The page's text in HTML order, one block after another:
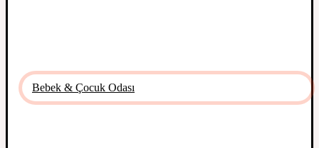
Bebek & Çocuk Odası